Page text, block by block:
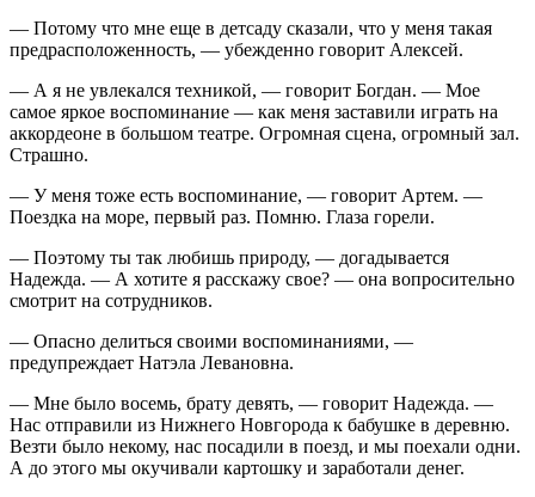
— Потому что мне еще в детсаду сказали, что у меня такая
предрасположенность, — убежденно говорит Алексей.
— А я не увлекался техникой, — говорит Богдан. — Мое
самое яркое воспоминание — как меня заставили играть на
аккордеоне в большом театре. Огромная сцена, огромный зал.
Страшно.
— У меня тоже есть воспоминание, — говорит Артем. —
Поездка на море, первый раз. Помню. Глаза горели.
— Поэтому ты так любишь природу, — догадывается
Надежда. — А хотите я расскажу свое? — она вопросительно
смотрит на сотрудников.
— Опасно делиться своими воспоминаниями, —
предупреждает Натэла Левановна.
— Мне было восемь, брату девять, — говорит Надежда. —
Нас отправили из Нижнего Новгорода к бабушке в деревню.
Везти было некому, нас посадили в поезд, и мы поехали одни.
А до этого мы окучивали картошку и заработали денег.